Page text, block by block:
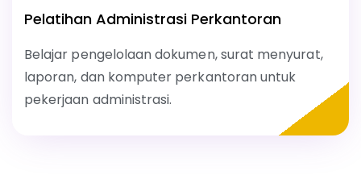
Pelatihan Administrasi Perkantoran
Belajar pengelolaan dokumen, surat menyurat,
laporan, dan komputer perkantoran untuk
pekerjaan administrasi.